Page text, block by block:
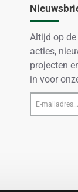
Altijd op
acties,
projecten
in voor
E-
mailadres...